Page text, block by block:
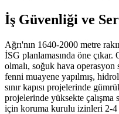
İş Güvenliği ve
Ağrı'nın 1640-2000 metre
İSG planlamasında öne
olmalı, soğuk hava
fenni muayene yapılmış,
sınır kapısı projelerinde
projelerinde yüksekte çalışma
için koruma kurulu izinleri 2-4